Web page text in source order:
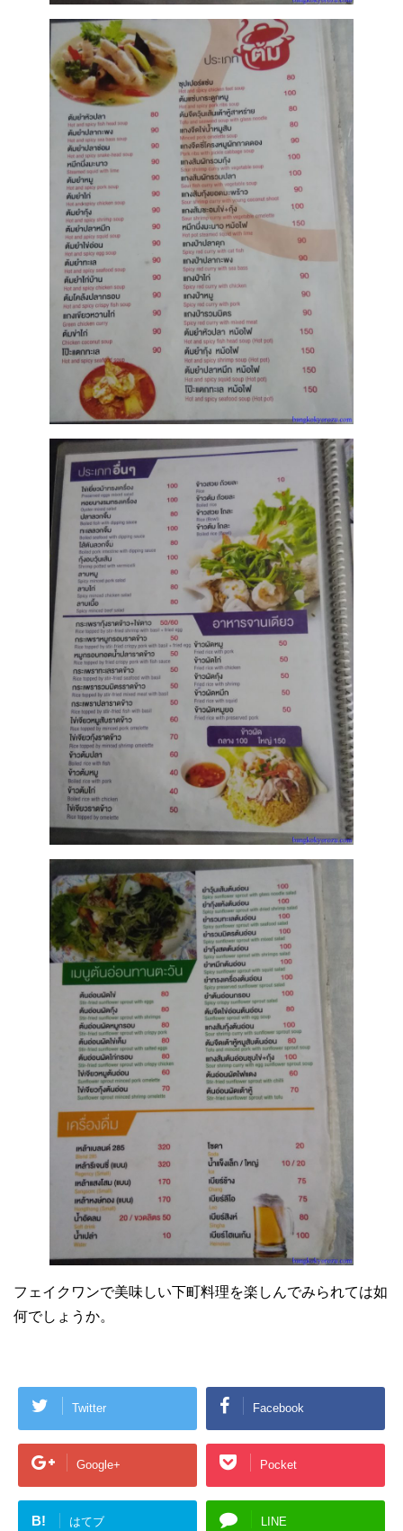
フェイクワンで美味しい下町料理を楽しんでみられては如
何でしょうか。
Twitter Facebook
Google+ Pocket
B! はてブ LINE